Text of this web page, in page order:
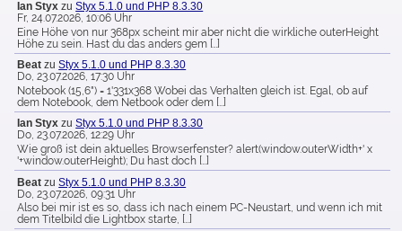
Ian Styx zuStyx 5.1.0 und PHP 8.3.30
Fr, 24.07.2026, 10:06 Uhr
Eine Höhe von nur 368px scheint mir aber nicht die wirkliche outerHeight
Höhe zu sein. Hast du das anders gem […]
Beat zuStyx 5.1.0 und PHP 8.3.30
Do, 23.07.2026, 17:30 Uhr
Notebook (15,6") = 1'331x368 Wobei das Verhalten gleich ist. Egal, ob auf
dem Notebook, dem Netbook oder dem […]
Ian Styx zuStyx 5.1.0 und PHP 8.3.30
Do, 23.07.2026, 12:29 Uhr
Wie groß ist dein aktuelles Browserfenster? alert(window.outerWidth+' x
'+window.outerHeight); Du hast doch […]
Beat zuStyx 5.1.0 und PHP 8.3.30
Do, 23.07.2026, 09:31 Uhr
Also bei mir ist es so, dass ich nach einem PC-Neustart, und wenn ich mit
dem Titelbild die Lightbox starte, […]